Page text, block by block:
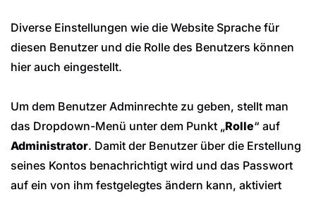
Diverse Einstellungen wie die Website Sprache für
diesen Benutzer und die Rolle des Benutzers können
hier auch eingestellt.
Um dem Benutzer Adminrechte zu geben, stellt man
das Dropdown-Menü unter dem Punkt „Rolle“ auf
Administrator. Damit der Benutzer über die Erstellung
seines Kontos benachrichtigt wird und das Passwort
auf ein von ihm festgelegtes ändern kann, aktiviert